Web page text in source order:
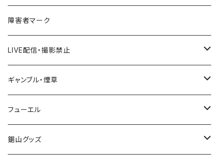
国道600～699号線
国道700～799号線
ROUTE600～699号線
ROUTE700～799号線
ROUTE 600～699号線
ROUTE 700～799号線
ROUTE 600～699号線
ROUTE 700～799号線
秋田県
Tシャツ
ステッカー
山形県
福島県
茨城県
栃木県
障害者マーク
LIVE配信・撮影禁止
LIVE配信禁止
撮影禁止
ギャンブル・煙草
ホテルキーホルダー
たばこ・禁煙ステッカー
フューエル
ステッカー
鋸山グッズ